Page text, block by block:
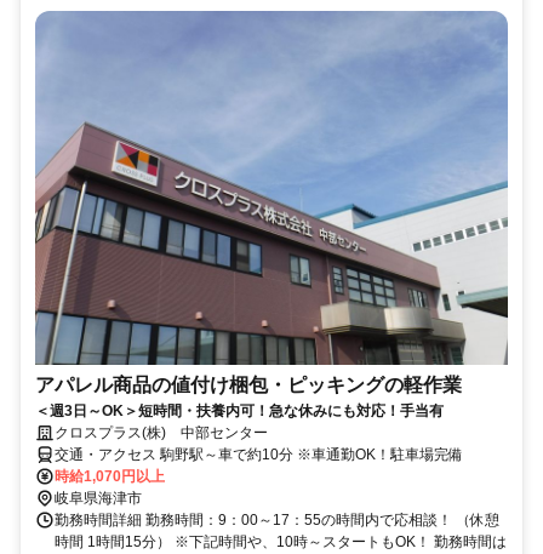
アパレル商品の値付け梱包・ピッキングの軽作業
＜週3日～OK＞短時間・扶養内可！急な休みにも対応！手当有
クロスプラス(株) 中部センター
交通・アクセス 駒野駅～車で約10分 ※車通勤OK！駐車場完備
時給1,070円以上
岐阜県海津市
勤務時間詳細 勤務時間：9：00～17：55の時間内で応相談！ （休憩
時間 1時間15分） ※下記時間や、10時～スタートもOK！ 勤務時間は